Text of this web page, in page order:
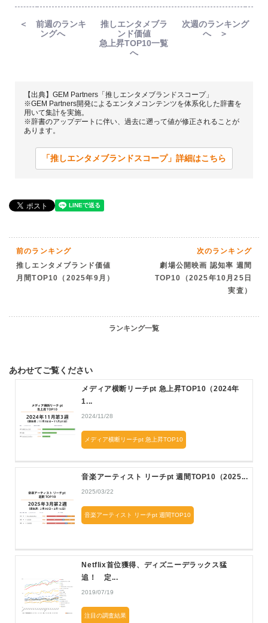
＜ 前週のランキ
ングへ
推しエンタメブラ
ンド価値
急上昇TOP10一覧
へ
次週のランキング
へ ＞
【出典】GEM Partners「推しエンタメブランドスコープ」
※GEM Partners開発によるエンタメコンテンツを体系化した辞書を
用いて集計を実施。
※辞書のアップデートに伴い、過去に遡って値が修正されることが
あります。
「推しエンタメブランドスコープ」詳細はこちら
前のランキング
推しエンタメブランド価値
月間TOP10（2025年9月）
次のランキング
劇場公開映画 認知率 週間
TOP10（2025年10月25日
実査）
ランキング一覧
あわせてご覧ください
メディア横断リーチpt 急上昇TOP10（2024年
1...
2024/11/28
メディア横断リーチpt 急上昇TOP10
音楽アーティスト リーチpt 週間TOP10（2025...
2025/03/22
音楽アーティスト リーチpt 週間TOP10
Netflix首位獲得、ディズニーデラックス猛
追！ 定...
2019/07/19
注目の調査結果